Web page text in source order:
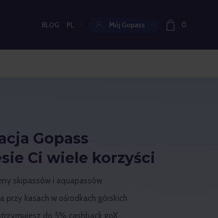
BLOG Aktualny język:
PL Mój Gopass 0
Gopass
Ci wiele korzyści
skipassów i aquapassów
przy kasach w ośrodkach górskich
do 5% cashback goX